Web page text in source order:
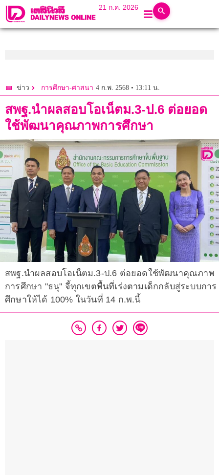
21 ก.ค. 2026
ข่าว การศึกษา-ศาสนา 4 ก.พ. 2568 • 13:11 น.
สพฐ.นำผลสอบโอเน็ตม.3-ป.6 ต่อยอด
ใช้พัฒนาคุณภาพการศึกษา
สพฐ.นำผลสอบโอเน็ตม.3-ป.6 ต่อยอดใช้พัฒนาคุณภาพ
การศึกษา "ธนุ" จี้ทุกเขตพื้นที่เร่งตามเด็กกลับสู่ระบบการ
ศึกษาให้ได้ 100% ในวันที่ 14 ก.พ.นี้